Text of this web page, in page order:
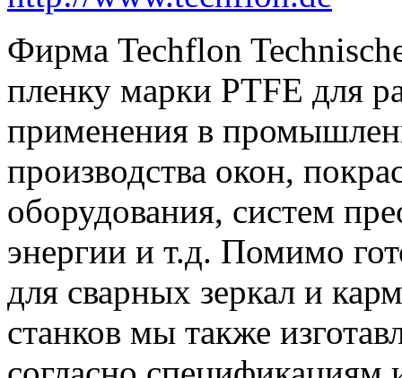
Фирма Techflon
пленку марки PTFE для
применения в
производства окон,
оборудования, систем
энергии и т.д. Помимо
для сварных зеркал и
станков мы также